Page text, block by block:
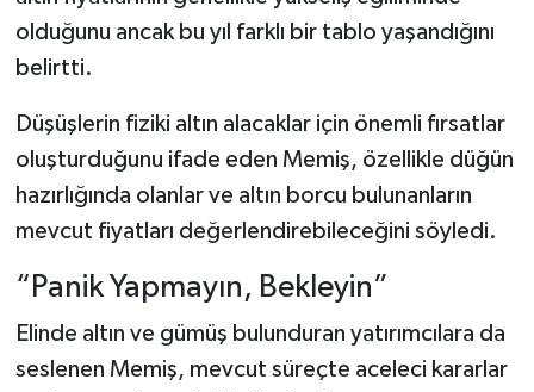
olduğunu ancak bu yıl farklı bir tablo yaşandığını
belirtti.
Düşüşlerin fiziki altın alacaklar için önemli fırsatlar
oluşturduğunu ifade eden Memiş, özellikle düğün
hazırlığında olanlar ve altın borcu bulunanların
mevcut fiyatları değerlendirebileceğini söyledi.
“Panik Yapmayın, Bekleyin”
Elinde altın ve gümüş bulunduran yatırımcılara da
seslenen Memiş, mevcut süreçte aceleci kararlar